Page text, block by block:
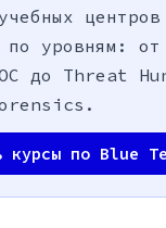
по уровням: от
до Threat
курсы по Blue